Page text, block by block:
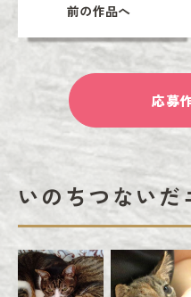
前の作品へ
応募
いのちつない